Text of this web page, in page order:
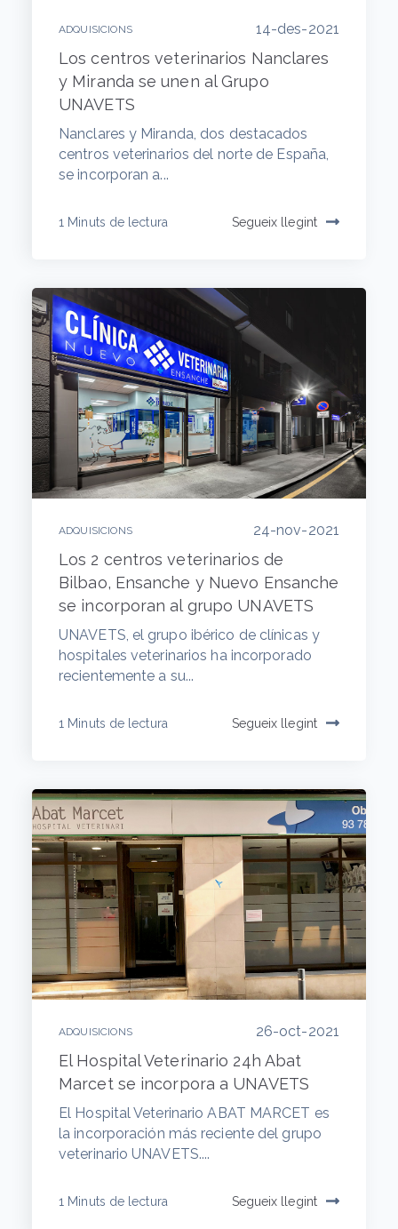
ADQUISICIONS 14-des-2021
Los centros veterinarios Nanclares
y Miranda se unen al Grupo
UNAVETS
Nanclares y Miranda, dos destacados
centros veterinarios del norte de España,
se incorporan a...
1 Minuts de lectura Segueix llegint
ADQUISICIONS 24-nov-2021
Los 2 centros veterinarios de
Bilbao, Ensanche y Nuevo Ensanche
se incorporan al grupo UNAVETS
UNAVETS, el grupo ibérico de clínicas y
hospitales veterinarios ha incorporado
recientemente a su...
1 Minuts de lectura Segueix llegint
ADQUISICIONS 26-oct-2021
El Hospital Veterinario 24h Abat
Marcet se incorpora a UNAVETS
El Hospital Veterinario ABAT MARCET es
la incorporación más reciente del grupo
veterinario UNAVETS....
1 Minuts de lectura Segueix llegint